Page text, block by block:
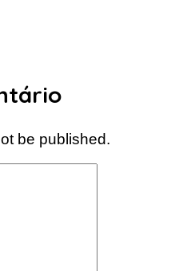
be published.